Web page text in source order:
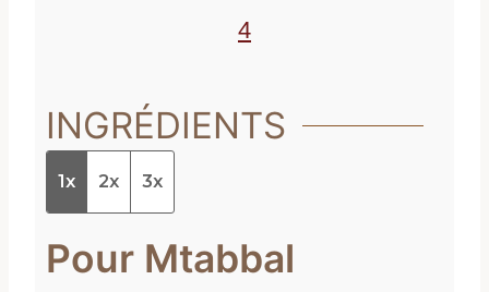
4
INGRÉDIENTS
1x 2x 3x
Pour Mtabbal